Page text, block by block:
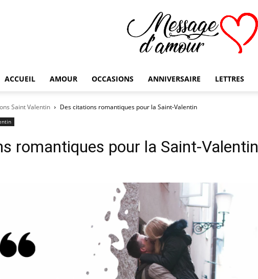
ACCUEIL AMOUR OCCASIONS ANNIVERSAIRE LETTRES
Saint Valentin Des citations romantiques pour la Saint-Valentin
romantiques pour la Saint-Valentin